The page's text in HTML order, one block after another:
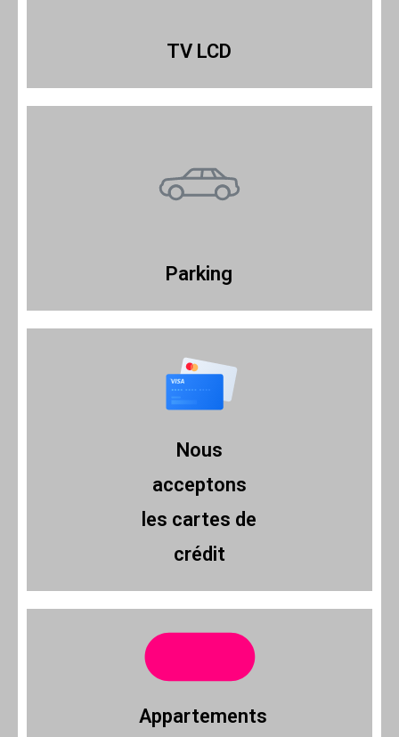
TV LCD
Parking
Nous
acceptons
les cartes de
crédit
Appartements